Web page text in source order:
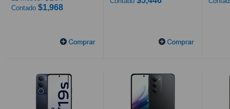
Contado $1,968